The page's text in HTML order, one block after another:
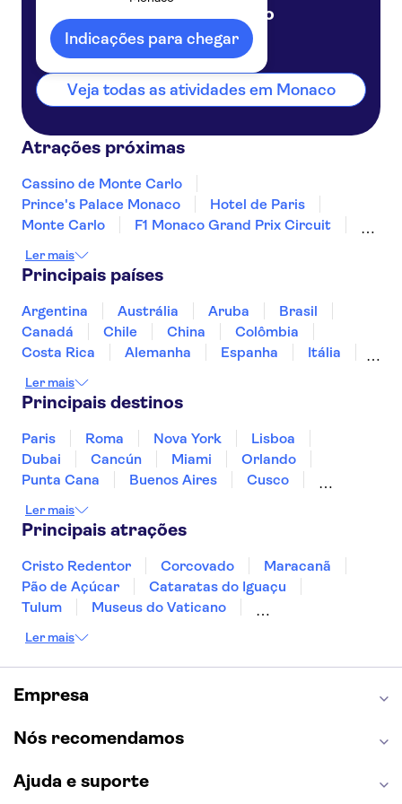
Indicações para chegar
Monaco
Mónaco
Veja todas as atividades em Monaco
Atrações próximas
Cassino de Monte Carlo
Prince's Palace Monaco
Hotel de Paris
Monte Carlo
F1 Monaco Grand Prix Circuit
Monaco Cathedral
Museu Oceanográfico de Mônaco
Ler mais
Principais países
Argentina Austrália Aruba
Brasil
Canadá
Chile China
Colômbia
Costa Rica
Alemanha Espanha
Itália
Panamá
Peru
Ler mais
Principais destinos
Paris Roma Nova York
Lisboa
Dubai
Cancún Miami
Orlando
Punta Cana
Buenos Aires
Cusco
Mendoza
Salvador
Curitiba
Recife Fortaleza
Ler mais
Principais atrações
Cristo Redentor Corcovado
Maracanã
Pão de Açúcar
Cataratas do Iguaçu
Tulum
Museus do Vaticano
Capela Sistina
Sagrada Família
Estátua da Liberdade
Empire State Building
Burj Khalifa
Discovery Cove
Ler mais
Empresa
Nós recomendamos
Ajuda e suporte